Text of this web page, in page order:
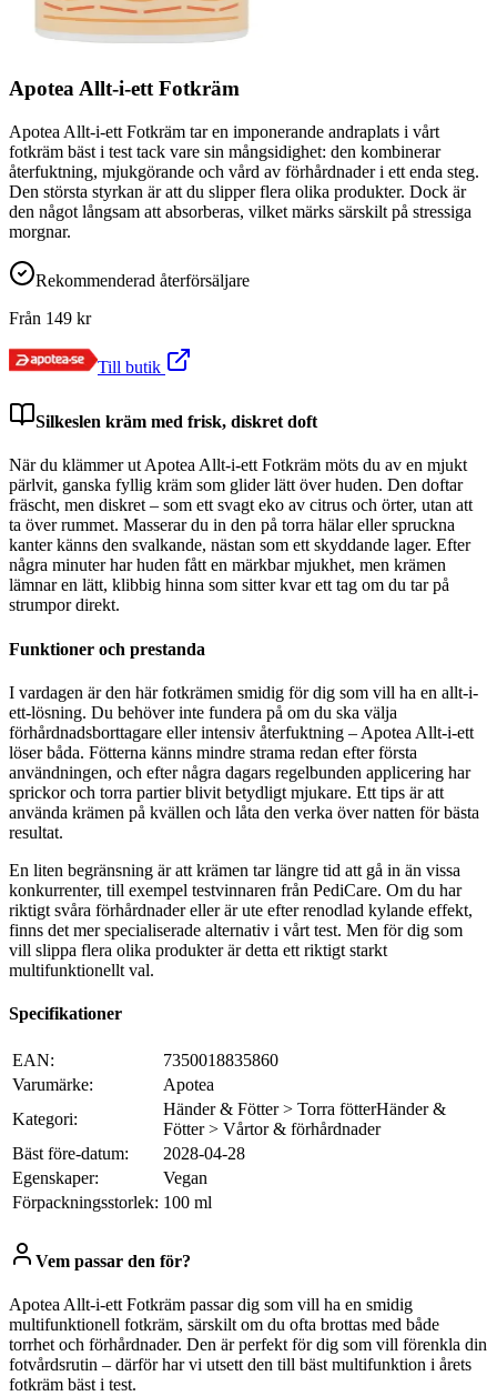
Apotea Allt-i-ett Fotkräm
Apotea Allt-i-ett Fotkräm tar en imponerande andraplats i vårt
fotkräm bäst i test tack vare sin mångsidighet: den kombinerar
återfuktning, mjukgörande och vård av förhårdnader i ett enda steg.
Den största styrkan är att du slipper flera olika produkter. Dock är
den något långsam att absorberas, vilket märks särskilt på stressiga
morgnar.
Rekommenderad återförsäljare
Från 149 kr
Till butik
Silkeslen kräm med frisk, diskret doft
När du klämmer ut Apotea Allt-i-ett Fotkräm möts du av en mjukt
pärlvit, ganska fyllig kräm som glider lätt över huden. Den doftar
fräscht, men diskret – som ett svagt eko av citrus och örter, utan att
ta över rummet. Masserar du in den på torra hälar eller spruckna
kanter känns den svalkande, nästan som ett skyddande lager. Efter
några minuter har huden fått en märkbar mjukhet, men krämen
lämnar en lätt, klibbig hinna som sitter kvar ett tag om du tar på
strumpor direkt.
Funktioner och prestanda
I vardagen är den här fotkrämen smidig för dig som vill ha en allt-i-
ett-lösning. Du behöver inte fundera på om du ska välja
förhårdnadsborttagare eller intensiv återfuktning – Apotea Allt-i-ett
löser båda. Fötterna känns mindre strama redan efter första
användningen, och efter några dagars regelbunden applicering har
sprickor och torra partier blivit betydligt mjukare. Ett tips är att
använda krämen på kvällen och låta den verka över natten för bästa
resultat.
En liten begränsning är att krämen tar längre tid att gå in än vissa
konkurrenter, till exempel testvinnaren från PediCare. Om du har
riktigt svåra förhårdnader eller är ute efter renodlad kylande effekt,
finns det mer specialiserade alternativ i vårt test. Men för dig som
vill slippa flera olika produkter är detta ett riktigt starkt
multifunktionellt val.
Specifikationer
EAN:
7350018835860
Varumärke:
Apotea
Kategori:
Händer & Fötter > Torra fötterHänder &
Fötter > Vårtor & förhårdnader
Bäst före-datum:
2028-04-28
Egenskaper:
Vegan
Förpackningsstorlek: 100 ml
Vem passar den för?
Apotea Allt-i-ett Fotkräm passar dig som vill ha en smidig
multifunktionell fotkräm, särskilt om du ofta brottas med både
torrhet och förhårdnader. Den är perfekt för dig som vill förenkla din
fotvårdsrutin – därför har vi utsett den till bäst multifunktion i årets
fotkräm bäst i test.